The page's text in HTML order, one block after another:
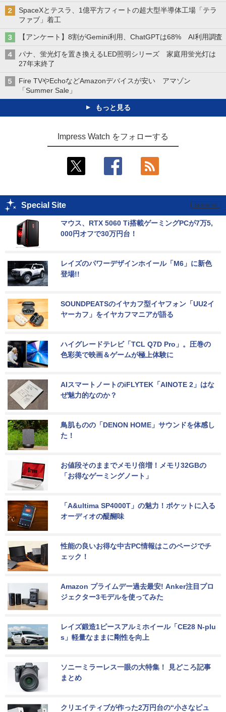
SpaceXとテスラ、1億平方フィートの超大型半導体工場「テラ
ファブ」着工
【アンケート】8割がGemini利用、ChatGPTは68% AI利用調査
パナ、蛍光灯を置き換えるLED照明シリーズ 家庭用蛍光灯は
27年末終了
Fire TVやEchoなどAmazonデバイスが安い アマゾン
「Summer Sale」
もっと見る
Impress Watch をフォローする
Special Site
マウス、RTX 5060 Ti搭載ゲーミングPCが7万5,
000円オフで30万円台！
レイズのパワーデザインホイール「M6」に新色
登場!!
SOUNDPEATSのイヤカフ型イヤフォン「UU2イ
ヤーカフ」をイヤカフマニアが語る
ハイグレードテレビ「TCL Q7D Pro」。圧巻の
色彩美で映画＆ゲームが極上体験に
AIスマートノートのiFLYTEK「AINOTE 2」はな
ぜ魅力的なのか？
鳥肌ものの「DENON HOME」サウンドを体感し
た！
お値段そのままでメモリ倍増！メモリ32GBの
「お得なゲーミングノート」
「A&ultima SP4000T」の魅力！ポケットに入る
オーディオの醍醐味
性能の良いお得な中古PC情報はこのページでチ
ェック！
Amazon プライムデー過去最安! Anker注目プロ
ジェクター3モデルを使ってみた
レイズ鍛造1ピースアルミホイール「CE28 N-plu
s」軽量なままに剛性を向上
ソニーミラーレス一眼の大特集！ 見どころ記事
まとめ
クリエイティブが作った2万円台の“小さなピュ